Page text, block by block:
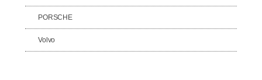
PORSCHE
Volvo